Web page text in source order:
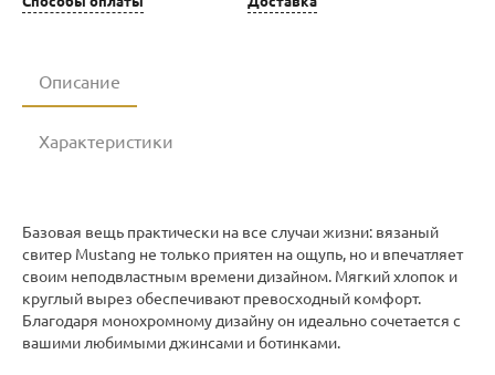
Описание
Характеристики
Базовая вещь практически на все случаи жизни: вязаный
свитер Mustang не только приятен на ощупь, но и впечатляет
своим неподвластным времени дизайном. Мягкий хлопок и
круглый вырез обеспечивают превосходный комфорт.
Благодаря монохромному дизайну он идеально сочетается с
вашими любимыми джинсами и ботинками.